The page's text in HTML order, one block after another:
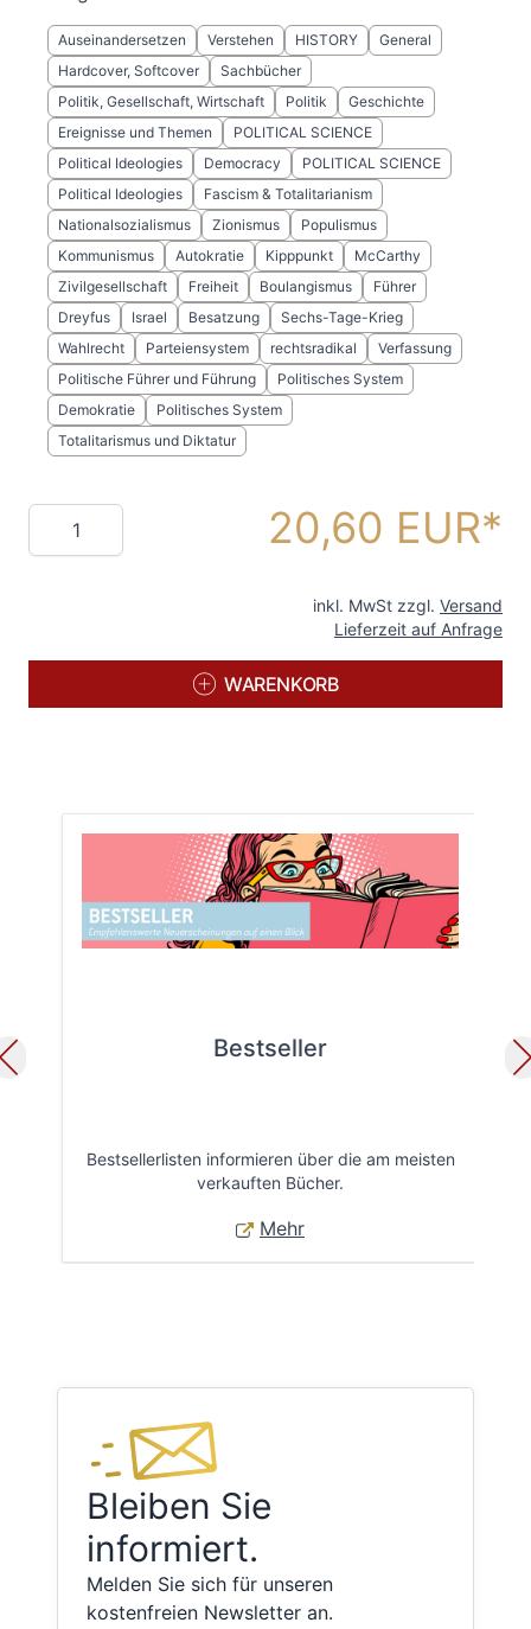
Auseinandersetzen Verstehen HISTORY
General
Hardcover, Softcover
Sachbücher
Politik, Gesellschaft, Wirtschaft
Politik
Geschichte
Ereignisse und Themen
POLITICAL SCIENCE
Political Ideologies
Democracy
POLITICAL SCIENCE
Political Ideologies
Fascism & Totalitarianism
Nationalsozialismus
Zionismus
Populismus
Kommunismus
Autokratie Kipppunkt
McCarthy
Zivilgesellschaft
Freiheit Boulangismus
Führer
Dreyfus
Israel Besatzung
Sechs-Tage-Krieg
Wahlrecht
Parteiensystem rechtsradikal
Verfassung
Politische Führer und Führung
Politisches System
Demokratie
Politisches System
Totalitarismus und Diktatur
Menge 20,60 EUR
inkl. MwSt zzgl. Versand
Lieferzeit auf Anfrage
WARENKORB
Bestseller
Bestsellerlisten informieren über die am meisten
verkauften Bücher.
Mehr
Bleiben Sie
informiert.
Melden Sie sich für unseren
kostenfreien Newsletter an.